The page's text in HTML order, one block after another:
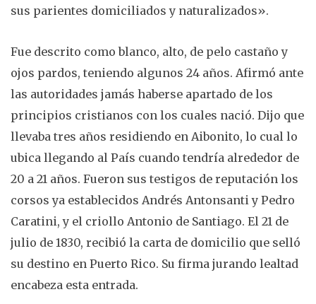
sus parientes domiciliados y naturalizados».
Fue descrito como blanco, alto, de pelo castaño y
ojos pardos, teniendo algunos 24 años. Afirmó ante
las autoridades jamás haberse apartado de los
principios cristianos con los cuales nació. Dijo que
llevaba tres años residiendo en Aibonito, lo cual lo
ubica llegando al País cuando tendría alrededor de
20 a 21 años. Fueron sus testigos de reputación los
corsos ya establecidos Andrés Antonsanti y Pedro
Caratini, y el criollo Antonio de Santiago. El 21 de
julio de 1830, recibió la carta de domicilio que selló
su destino en Puerto Rico. Su firma jurando lealtad
encabeza esta entrada.